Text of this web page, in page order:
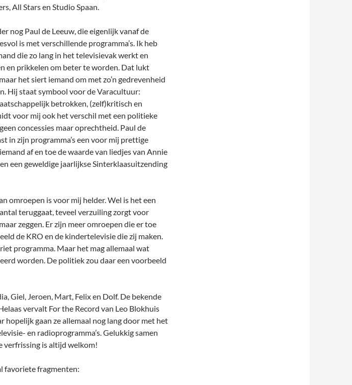
All Stars en Studio Spaan.
nog Paul de Leeuw, die eigenlijk vanaf de
is met verschillende programma’s. Ik heb
die zo lang in het televisievak werkt en
en prikkelen om beter te worden. Dat lukt
het siert iemand om met zo’n gedrevenheid
Hij staat symbool voor de Varacultuur:
betrokken, (zelf)kritisch en
voor mij ook het verschil met een politieke
concessies maar oprechtheid. Paul de
in zijn programma’s een voor mij prettige
af en toe de waarde van liedjes van Annie
een geweldige jaarlijkse Sinterklaasuitzending
omroepen is voor mij helder. Wel is het een
teruggaat, teveel verzuiling zorgt voor
zeggen. Er zijn meer omroepen die er toe
de KRO en de kindertelevisie die zij maken.
programma. Maar het mag allemaal wat
worden. De politiek zou daar een voorbeeld
Giel, Jeroen, Mart, Felix en Dolf. De bekende
vervalt For the Record van Leo Blokhuis
hopelijk gaan ze allemaal nog lang door met het
en radioprogramma’s. Gelukkig samen
verfrissing is altijd welkom!
favoriete fragmenten: